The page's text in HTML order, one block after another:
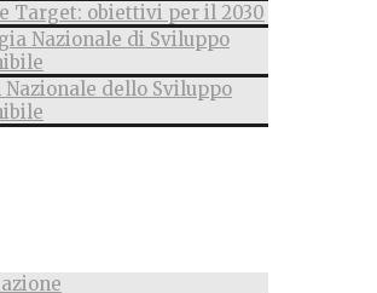
Target: obiettivi per il 2030
Nazionale di Sviluppo
Nazionale dello Sviluppo